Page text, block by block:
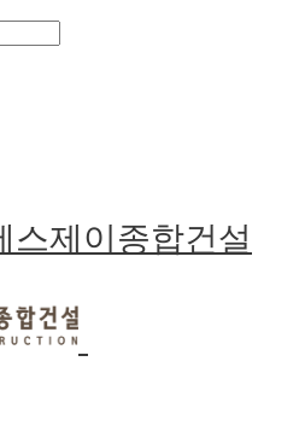
스제이종합건설